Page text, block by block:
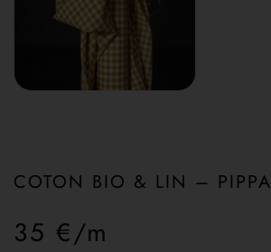
COTON BIO & LIN – PIPPA
35 €/m